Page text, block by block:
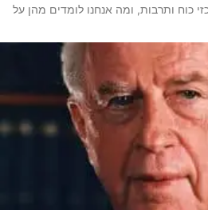
כוח ותרבות, ומה אנחנו לומדים מהן על